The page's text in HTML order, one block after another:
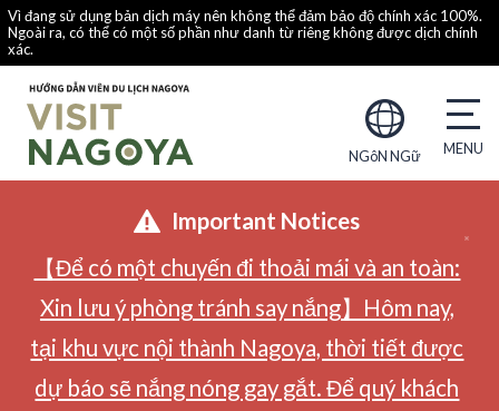
Vì đang sử dụng bản dịch máy nên không thể đảm bảo độ chính xác 100%.
Ngoài ra, có thể có một số phần như danh từ riêng không được dịch chính
xác.
NGôN NGữ
Important Notices
【Để có một chuyến đi thoải mái và an toàn:
Xin lưu ý phòng tránh say nắng】Hôm nay,
tại khu vực nội thành Nagoya, thời tiết được
dự báo sẽ nắng nóng gay gắt. Để quý khách